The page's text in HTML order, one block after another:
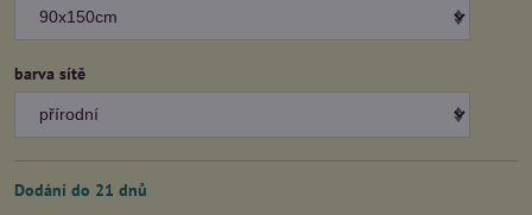
barva sítě
Dodání do 21 dnů